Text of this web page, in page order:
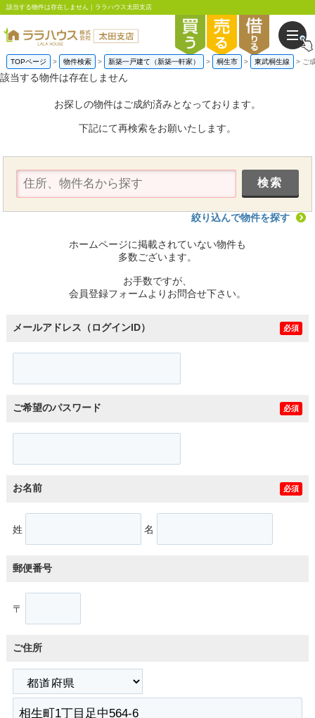
該当する物件は存在しません｜ララハウス太田支店
TOPページ 物件検索 新築一戸建て（新築一軒家） 桐生市 東武桐生線 ご
該当する物件は存在しません
お探しの物件はご成約済みとなっております。
下記にて再検索をお願いたします。
絞り込んで物件を探す
ホームページに掲載されていない物件も
多数ございます。
お手数ですが、
会員登録フォームよりお問合せ下さい。
メールアドレス（ログインID） 必須
ご希望のパスワード 必須
お名前 必須
姓 名
郵便番号
〒
ご住所